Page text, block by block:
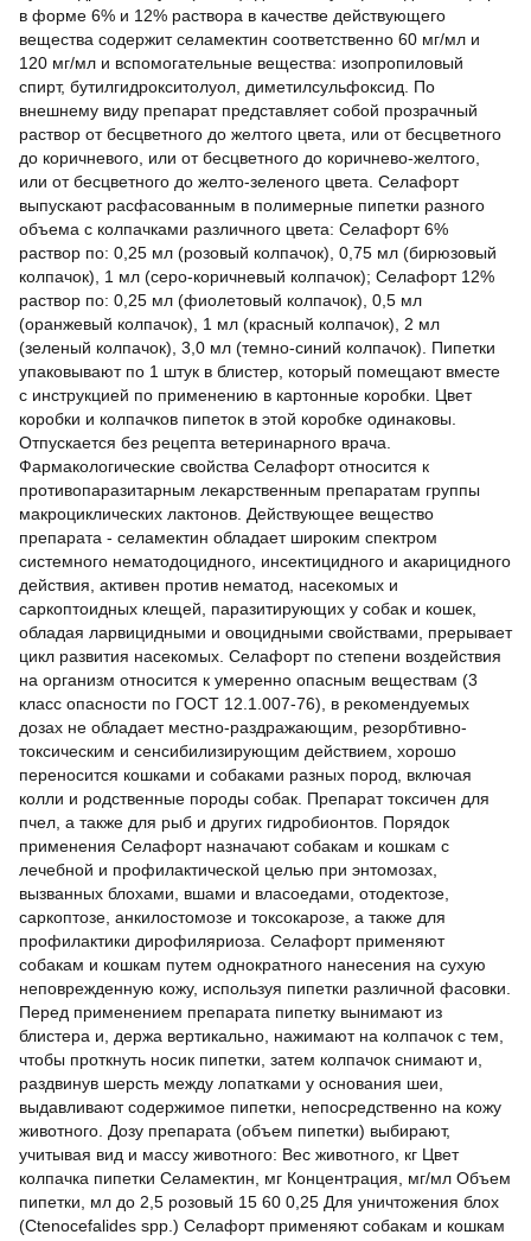
в форме 6% и 12% раствора в качестве действующего
вещества содержит селамектин соответственно 60 мг/мл и
120 мг/мл и вспомогательные вещества: изопропиловый
спирт, бутилгидрокситолуол, диметилсульфоксид. По
внешнему виду препарат представляет собой прозрачный
раствор от бесцветного до желтого цвета, или от бесцветного
до коричневого, или от бесцветного до коричнево-желтого,
или от бесцветного до желто-зеленого цвета. Селафорт
выпускают расфасованным в полимерные пипетки разного
объема с колпачками различного цвета: Селафорт 6%
раствор по: 0,25 мл (розовый колпачок), 0,75 мл (бирюзовый
колпачок), 1 мл (серо-коричневый колпачок); Селафорт 12%
раствор по: 0,25 мл (фиолетовый колпачок), 0,5 мл
(оранжевый колпачок), 1 мл (красный колпачок), 2 мл
(зеленый колпачок), 3,0 мл (темно-синий колпачок). Пипетки
упаковывают по 1 штук в блистер, который помещают вместе
с инструкцией по применению в картонные коробки. Цвет
коробки и колпачков пипеток в этой коробке одинаковы.
Отпускается без рецепта ветеринарного врача.
Фармакологические свойства Селафорт относится к
противопаразитарным лекарственным препаратам группы
макроциклических лактонов. Действующее вещество
препарата - селамектин обладает широким спектром
системного нематодоцидного, инсектицидного и акарицидного
действия, активен против нематод, насекомых и
саркоптоидных клещей, паразитирующих у собак и кошек,
обладая ларвицидными и овоцидными свойствами, прерывает
цикл развития насекомых. Селафорт по степени воздействия
на организм относится к умеренно опасным веществам (3
класс опасности по ГОСТ 12.1.007-76), в рекомендуемых
дозах не обладает местно-раздражающим, резорбтивно-
токсическим и сенсибилизирующим действием, хорошо
переносится кошками и собаками разных пород, включая
колли и родственные породы собак. Препарат токсичен для
пчел, а также для рыб и других гидробионтов. Порядок
применения Селафорт назначают собакам и кошкам с
лечебной и профилактической целью при энтомозах,
вызванных блохами, вшами и власоедами, отодектозе,
саркоптозе, анкилостомозе и токсокарозе, а также для
профилактики дирофиляриоза. Селафорт применяют
собакам и кошкам путем однократного нанесения на сухую
неповрежденную кожу, используя пипетки различной фасовки.
Перед применением препарата пипетку вынимают из
блистера и, держа вертикально, нажимают на колпачок с тем,
чтобы проткнуть носик пипетки, затем колпачок снимают и,
раздвинув шерсть между лопатками у основания шеи,
выдавливают содержимое пипетки, непосредственно на кожу
животного. Дозу препарата (объем пипетки) выбирают,
учитывая вид и массу животного: Вес животного, кг Цвет
колпачка пипетки Селамектин, мг Концентрация, мг/мл Объем
пипетки, мл до 2,5 розовый 15 60 0,25 Для уничтожения блох
(Ctenocefalides spp.) Селафорт применяют собакам и кошкам